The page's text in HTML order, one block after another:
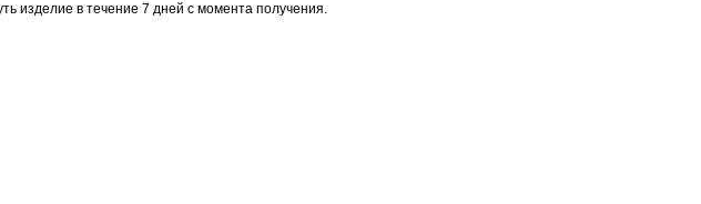
изделие в течение 7 дней с момента получения.